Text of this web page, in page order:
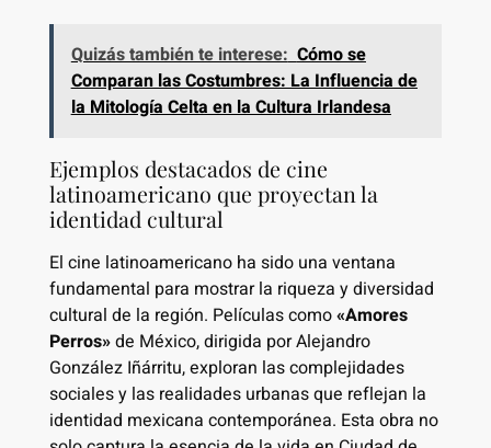
Quizás también te interese: Cómo se
Comparan las Costumbres: La Influencia de
la Mitología Celta en la Cultura Irlandesa
Ejemplos destacados de cine
latinoamericano que proyectan la
identidad cultural
El cine latinoamericano ha sido una ventana
fundamental para mostrar la riqueza y diversidad
cultural de la región. Películas como«Amores
Perros»de México, dirigida por Alejandro
González Iñárritu, exploran las complejidades
sociales y las realidades urbanas que reflejan la
identidad mexicana contemporánea. Esta obra no